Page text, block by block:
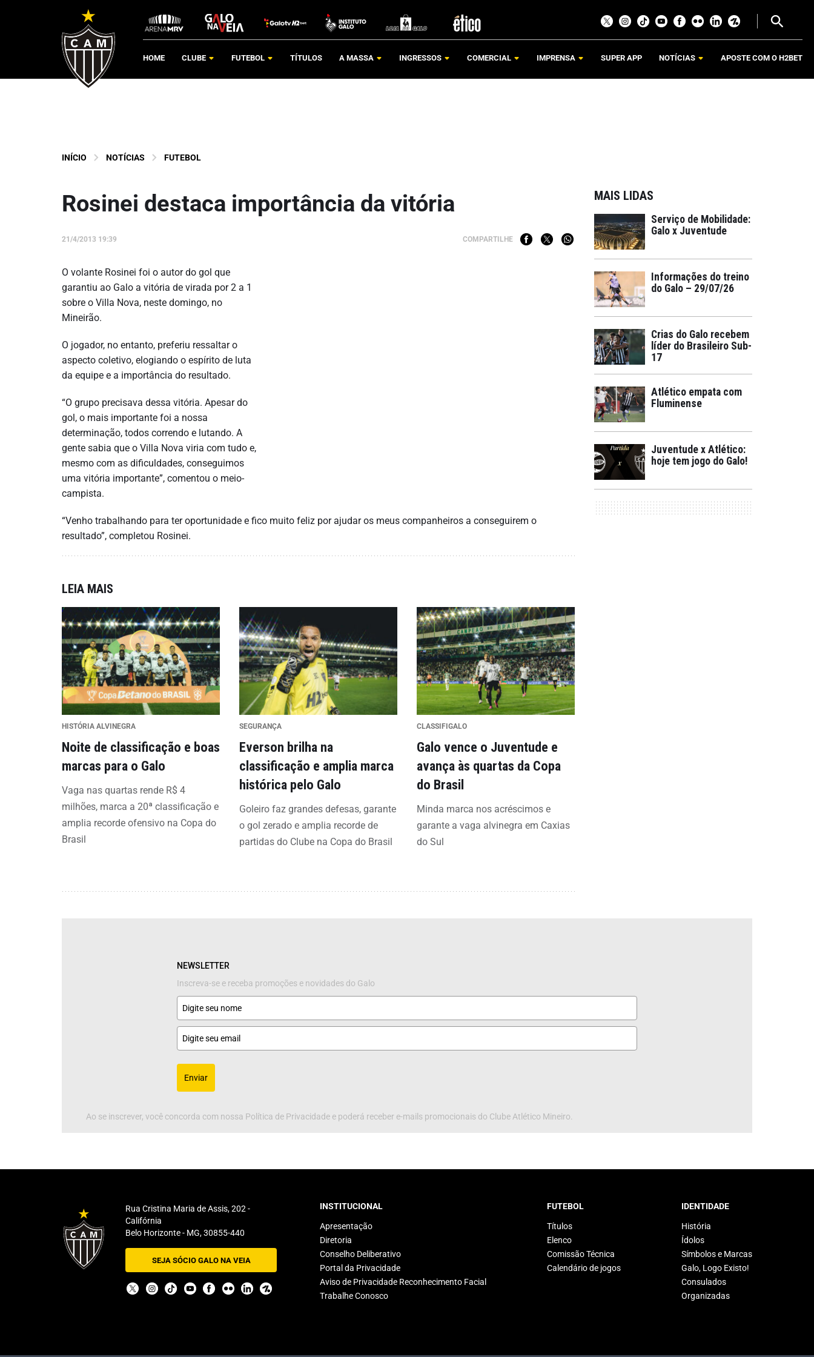
HOME CLUBE FUTEBOL TÍTULOS A MASSA INGRESSOS COMERCIAL IMPRENSA SUPER APP NOTÍCIAS APOSTE COM O H2BET
INÍCIO NOTÍCIAS FUTEBOL
Rosinei destaca importância da vitória
21/4/2013 19:39 COMPARTILHE
O volante Rosinei foi o autor do gol que
garantiu ao Galo a vitória de virada por 2 a 1
sobre o Villa Nova, neste domingo, no
Mineirão.
O jogador, no entanto, preferiu ressaltar o
aspecto coletivo, elogiando o espírito de luta
da equipe e a importância do resultado.
“O grupo precisava dessa vitória. Apesar do
gol, o mais importante foi a nossa
determinação, todos correndo e lutando. A
gente sabia que o Villa Nova viria com tudo e,
mesmo com as dificuldades, conseguimos
uma vitória importante”, comentou o meio-
campista.
“Venho trabalhando para ter oportunidade e fico muito feliz por ajudar os meus companheiros a conseguirem o
resultado”, completou Rosinei.
LEIA MAIS
HISTÓRIA ALVINEGRA
Noite de classificação e boas
marcas para o Galo
Vaga nas quartas rende R$ 4
milhões, marca a 20ª classificação e
amplia recorde ofensivo na Copa do
Brasil
SEGURANÇA
Everson brilha na
classificação e amplia marca
histórica pelo Galo
Goleiro faz grandes defesas, garante
o gol zerado e amplia recorde de
partidas do Clube na Copa do Brasil
CLASSIFIGALO
Galo vence o Juventude e
avança às quartas da Copa
do Brasil
Minda marca nos acréscimos e
garante a vaga alvinegra em Caxias
do Sul
MAIS LIDAS
Serviço de Mobilidade:
Galo x Juventude
Informações do treino
do Galo – 29/07/26
Crias do Galo recebem
líder do Brasileiro Sub-
17
Atlético empata com
Fluminense
Juventude x Atlético:
hoje tem jogo do Galo!
NEWSLETTER
Inscreva-se e receba promoções e novidades do Galo
Enviar
Ao se inscrever, você concorda com nossa Política de Privacidade e poderá receber e-mails promocionais do Clube Atlético Mineiro.
Rua Cristina Maria de Assis, 202 -
Califórnia
Belo Horizonte - MG, 30855-440
SEJA SÓCIO GALO NA VEIA
INSTITUCIONAL
Apresentação
Diretoria
Conselho Deliberativo
Portal da Privacidade
Aviso de Privacidade Reconhecimento Facial
Trabalhe Conosco
FUTEBOL
Títulos
Elenco
Comissão Técnica
Calendário de jogos
IDENTIDADE
História
Ídolos
Símbolos e Marcas
Galo, Logo Existo!
Consulados
Organizadas